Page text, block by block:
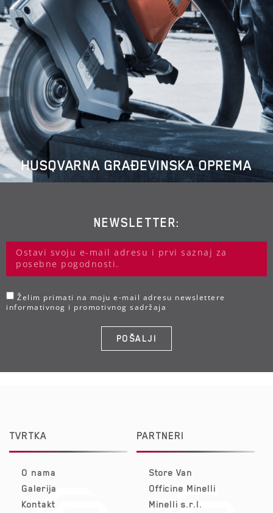
HUSQVARNA GRAĐEVINSKA OPREMA
NEWSLETTER:
Želim primati na moju e-mail adresu newslettere
informativnog i promotivnog sadržaja
POŠALJI
TVRTKA
O nama
Galerija
Kontakt
PARTNERI
Store Van
Officine Minelli
Minelli s.r.l.